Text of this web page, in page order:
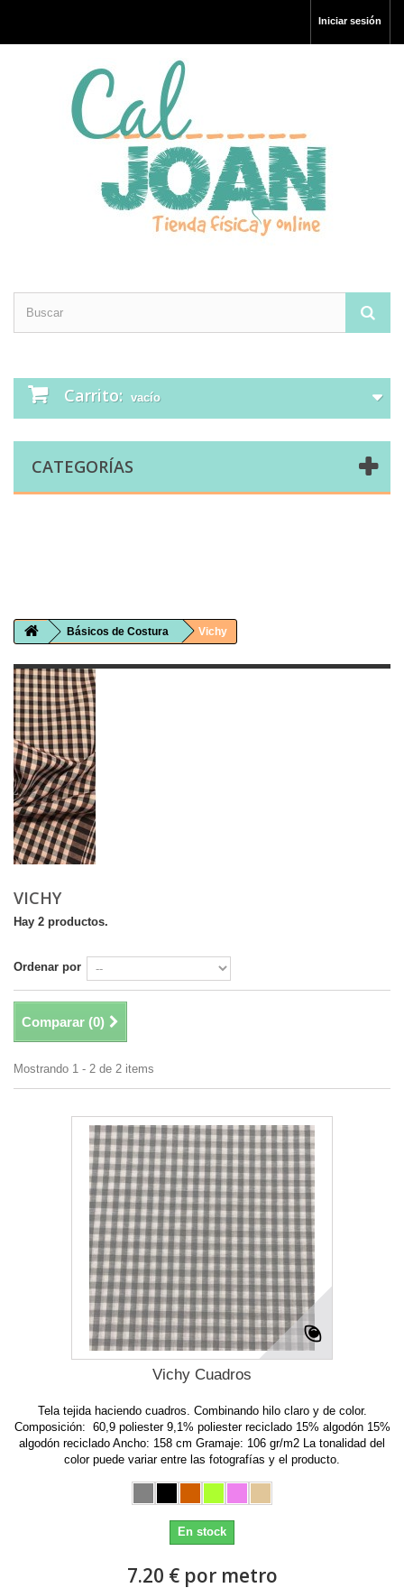
Iniciar sesión
Carrito: vacío
CATEGORÍAS
Básicos de Costura Vichy
VICHY
Hay 2 productos.
Ordenar por
Comparar (0)
Mostrando 1 - 2 de 2 items
Vichy Cuadros
Tela tejida haciendo cuadros. Combinando hilo claro y de color.
Composición: 60,9 poliester 9,1% poliester reciclado 15% algodón 15%
algodón reciclado Ancho: 158 cm Gramaje: 106 gr/m2 La tonalidad del
color puede variar entre las fotografías y el producto.
En stock
7.20 € por metro